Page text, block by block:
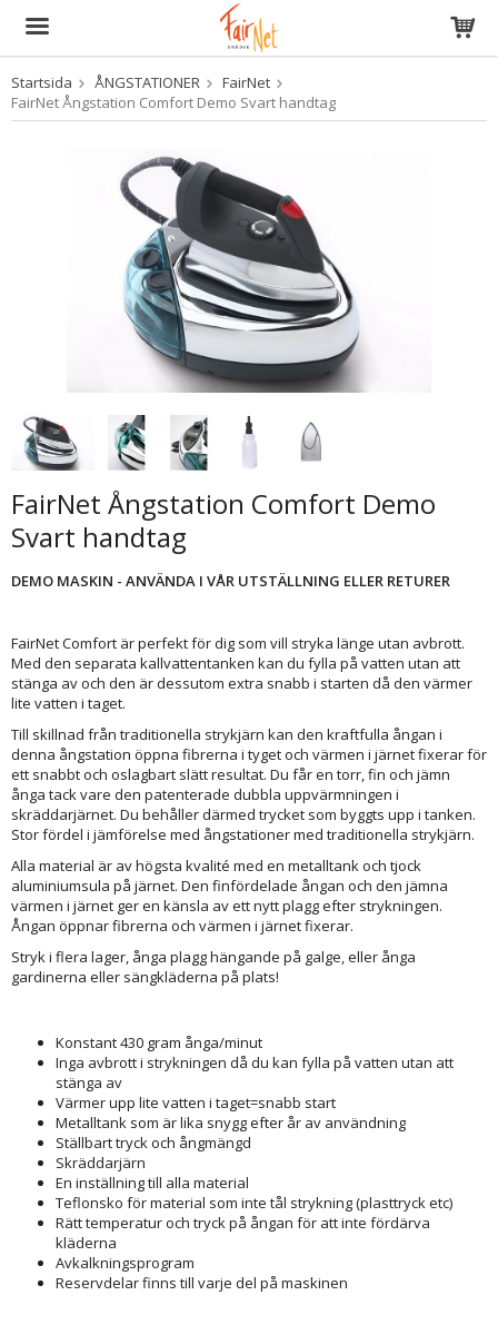
Produkten har blivit tillagd i varukorgen
Startsida ÅNGSTATIONER
FairNet
FairNet Ångstation Comfort Demo Svart handtag
FairNet Ångstation Comfort Demo
Svart handtag
DEMO MASKIN - ANVÄNDA I VÅR UTSTÄLLNING ELLER RETURER
FairNet Comfort är perfekt för dig som vill stryka länge utan avbrott.
Med den separata kallvattentanken kan du fylla på vatten utan att
stänga av och den är dessutom extra snabb i starten då den värmer
lite vatten i taget.
Till skillnad från traditionella strykjärn kan den kraftfulla ångan i
denna ångstation öppna fibrerna i tyget och värmen i järnet fixerar för
ett snabbt och oslagbart slätt resultat. Du får en torr, fin och jämn
ånga tack vare den patenterade dubbla uppvärmningen i
skräddarjärnet. Du behåller därmed trycket som byggts upp i tanken.
Stor fördel i jämförelse med ångstationer med traditionella strykjärn.
Alla material är av högsta kvalité med en metalltank och tjock
aluminiumsula på järnet. Den finfördelade ångan och den jämna
värmen i järnet ger en känsla av ett nytt plagg efter strykningen.
Ångan öppnar fibrerna och värmen i järnet fixerar.
Stryk i flera lager, ånga plagg hängande på galge, eller ånga
gardinerna eller sängkläderna på plats!
Konstant 430 gram ånga/minut
Inga avbrott i strykningen då du kan fylla på vatten utan att
stänga av
Värmer upp lite vatten i taget=snabb start
Metalltank som är lika snygg efter år av användning
Ställbart tryck och ångmängd
Skräddarjärn
En inställning till alla material
Teflonsko för material som inte tål strykning (plasttryck etc)
Rätt temperatur och tryck på ångan för att inte fördärva
kläderna
Avkalkningsprogram
Reservdelar finns till varje del på maskinen